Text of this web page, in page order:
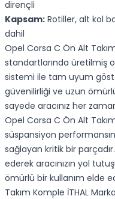
dirençli
Kapsam: Rotiller, alt kol
dahil
Opel Corsa C Ön Alt
standartlarında üretilmiş
sistemi ile tam uyum
güvenilirliği ve uzun
sayede aracınız her
Opel Corsa C Ön Alt
süspansiyon
sağlayan kritik bir
ederek aracınızın yol
ömürlü bir kullanım elde
Takım Komple İTHAL